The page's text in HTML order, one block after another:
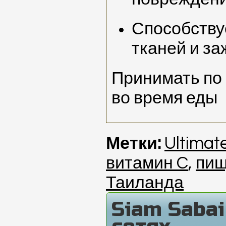
тканей и
Принимать по
во время еды
Метки:
витамин C,
Таиланда
Siam